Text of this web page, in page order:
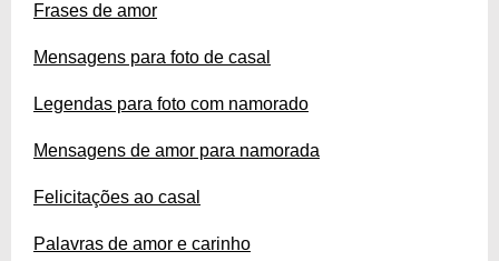
Frases de amor
Mensagens para foto de casal
Legendas para foto com namorado
Mensagens de amor para namorada
Felicitações ao casal
Palavras de amor e carinho